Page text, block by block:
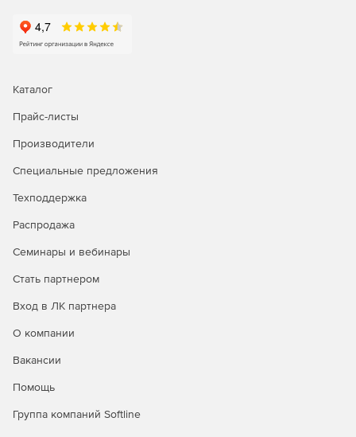
Отбор прав доступа по типу содержимого, объему
Упорядочивание прав использования сетевых
Повышение быстродействия осмотра данных за счет
ознакомления.
Взаимодействие как с адресацией четвертого
зависимости от типов проверяемых файлов.
Изоляция зараженных объектов в карантине.
конфигурациями серверов защиты и получение от
них отчетов.
Каталог
Прайс-листы
Производители
Специальные предложения
Техподдержка
Распродажа
Семинары и вебинары
Стать партнером
Вход в ЛК партнера
О компании
Вакансии
Помощь
Группа компаний Softline